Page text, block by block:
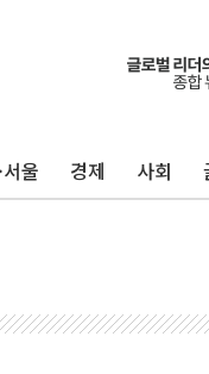
울 경제 사회